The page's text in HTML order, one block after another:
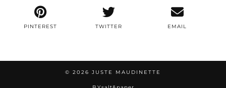
TWITTER
PINTEREST EMAIL
© 2026 JUSTE MAUDINETTE